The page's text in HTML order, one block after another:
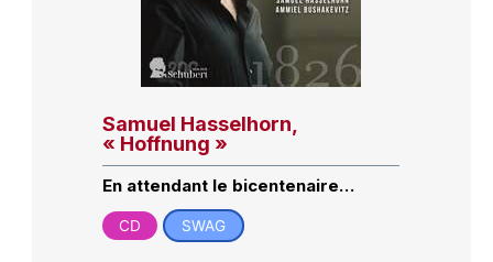
Samuel Hasselhorn,
« Hoffnung »
En attendant le bicentenaire…
CD SWAG